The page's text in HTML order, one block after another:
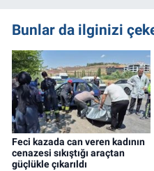
Bunlar da ilginizi
Feci kazada can veren kadının
cenazesi sıkıştığı araçtan
güçlükle çıkarıldı